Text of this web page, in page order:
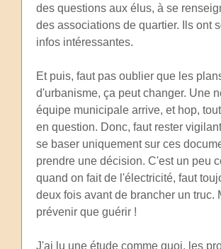
des questions aux élus, à se
des associations de quartier. Ils ont
infos intéressantes.
Et puis, faut pas oublier que les
d'urbanisme, ça peut changer. Une
équipe municipale arrive, et hop,
en question. Donc, faut rester
se baser uniquement sur ces
prendre une décision. C'est un peu
quand on fait de l'électricité, faut
deux fois avant de brancher un truc.
prévenir que guérir !
J'ai lu une étude comme quoi, les